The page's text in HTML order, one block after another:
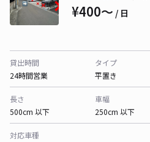
¥400〜 / 日
貸出時間
24時間営業
タイプ
平置き
長さ
500cm 以下
車幅
250cm 以下
対応車種